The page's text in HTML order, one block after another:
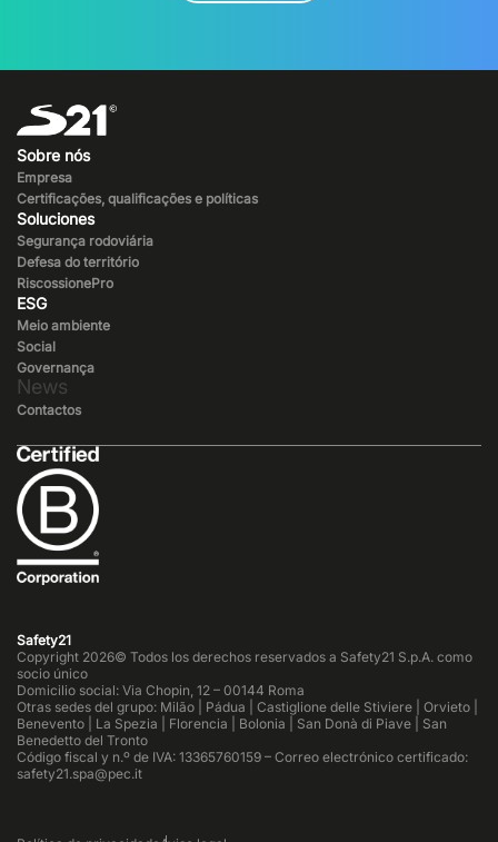
Sobre nós
Empresa
Certificações, qualificações e políticas
Soluciones
Segurança rodoviária
Defesa do território
RiscossionePro
ESG
Meio ambiente
Social
Governança
News
Contactos
Safety21
Copyright 2026© Todos los derechos reservados a Safety21 S.p.A. como
socio único
Domicilio social: Via Chopin, 12 – 00144 Roma
Otras sedes del grupo: Milão | Pádua | Castiglione delle Stiviere | Orvieto |
Benevento | La Spezia | Florencia | Bolonia | San Donà di Piave | San
Benedetto del Tronto
Código fiscal y n.º de IVA: 13365760159 – Correo electrónico certificado:
safety21.spa@pec.it